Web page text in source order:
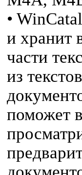
•
и хранит
части
из
поможет